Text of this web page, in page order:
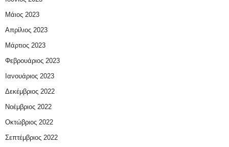
Μάιος 2023
Απρίλιος 2023
Μάρτιος 2023
Φεβρουάριος 2023
Ιανουάριος 2023
Δεκέμβριος 2022
Νοέμβριος 2022
Οκτώβριος 2022
Σεπτέμβριος 2022